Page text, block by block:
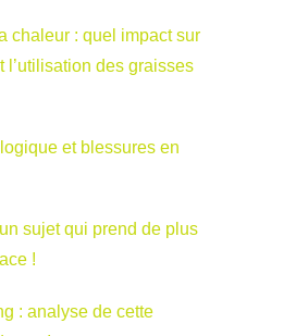
chaleur : quel impact sur
l’utilisation des graisses
et blessures en
sujet qui prend de plus
!
: analyse de cette